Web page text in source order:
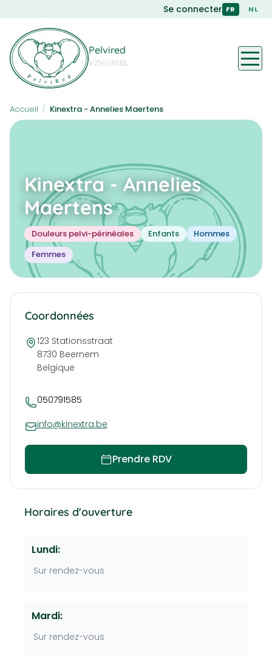
to
main
content
Se connecter FR · NL
Pelvired
VZW/ASBL
Accueil / Kinextra - Annelies Maertens
Kinextra - Annelies
Maertens
Douleurs pelvi-périnéales Enfants
Hommes
Femmes
Coordonnées
123 Stationsstraat
8730 Beernem
Belgique
050791585
info@kinextra.be
Prendre RDV
Horaires d'ouverture
Lundi:
Sur rendez-vous
Mardi:
Sur rendez-vous